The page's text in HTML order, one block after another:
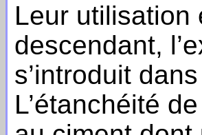
Leur utilisation
descendant,
s’introduit
L’étanchéité